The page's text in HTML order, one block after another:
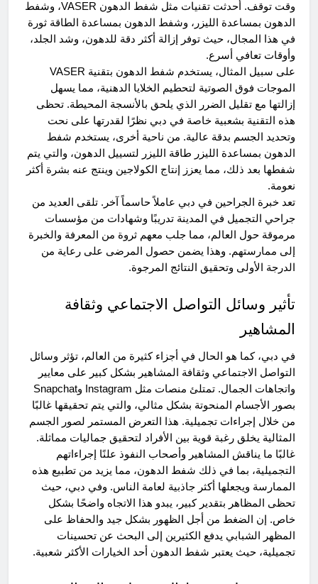
وقت توقف. أحدثت تقنيات مثل شفط الدهون VASER، وشفط
الدهون بمساعدة الليزر، وشفط الدهون بمساعدة الطاقة ثورة
في هذا المجال، حيث توفر إزالة أكثر دقة للدهون، وشد الجلد،
وأوقات تعافي أسرع.
على سبيل المثال، يستخدم شفط الدهون بتقنية VASER
الموجات فوق الصوتية لتحطيم الخلايا الدهنية، مما يسهل
إزالتها مع تقليل الضرر الذي يلحق بالأنسجة المحيطة. تحظى
هذه التقنية بشعبية خاصة في دبي نظرًا لقدرتها على نحت
وتحديد الجسم بدقة عالية. من ناحية أخرى، يستخدم شفط
الدهون بمساعدة الليزر طاقة الليزر لتسييل الدهون، والتي يتم
شفطها بعد ذلك، مما يعزز إنتاج الكولاجين وينتج عنه بشرة أكثر
نعومة.
تعد خبرة الجراحين في دبي عاملاً حاسماً آخر. تلقى العديد من
جراحي التجميل في المدينة تدريبًا وشهادات من مؤسسات
مرموقة حول العالم، مما جلب معهم ثروة من المعرفة والخبرة
إلى ممارستهم. وهذا يضمن حصول المرضى على رعاية من
الدرجة الأولى وتحقيق النتائج المرجوة.
تأثير وسائل التواصل الاجتماعي وثقافة
المشاهير
في دبي، كما هو الحال في أجزاء كثيرة من العالم، تؤثر وسائل
التواصل الاجتماعي وثقافة المشاهير بشكل كبير على معايير
واتجاهات الجمال. تمتلئ منصات مثل Instagram وSnapchat
بصور الأجسام المنحوتة بشكل مثالي، والتي يتم تحقيقها غالبًا
من خلال إجراءات تجميلية. هذا التعرض المستمر لصور الجسم
المثالية يخلق رغبة قوية بين الأفراد لتحقيق جماليات مماثلة.
غالبًا ما يناقش المشاهير وأصحاب النفوذ علنًا إجراءاتهم
التجميلية، بما في ذلك شفط الدهون، مما يزيد من تطبيع هذه
الممارسة ويجعلها أكثر جاذبية لعامة الناس. وفي دبي، حيث
تحظى المظاهر بتقدير كبير، يبدو هذا الاتجاه واضحًا بشكل
خاص. إن الضغط من أجل الظهور بشكل جيد والحفاظ على
المظهر الشبابي يدفع الكثيرين إلى البحث عن تحسينات
تجميلية، حيث يعتبر شفط الدهون أحد الخيارات الأكثر شعبية.